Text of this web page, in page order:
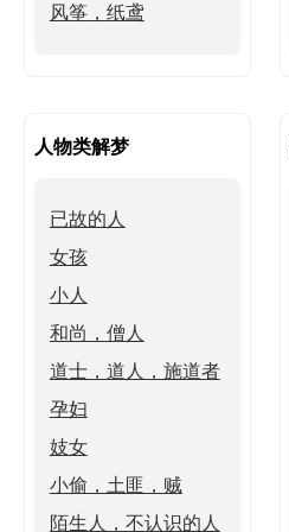
风筝，纸鸢
人物类解梦
已故的人
女孩
小人
和尚，僧人
道士，道人，施道者
孕妇
妓女
小偷，土匪，贼
陌生人，不认识的人